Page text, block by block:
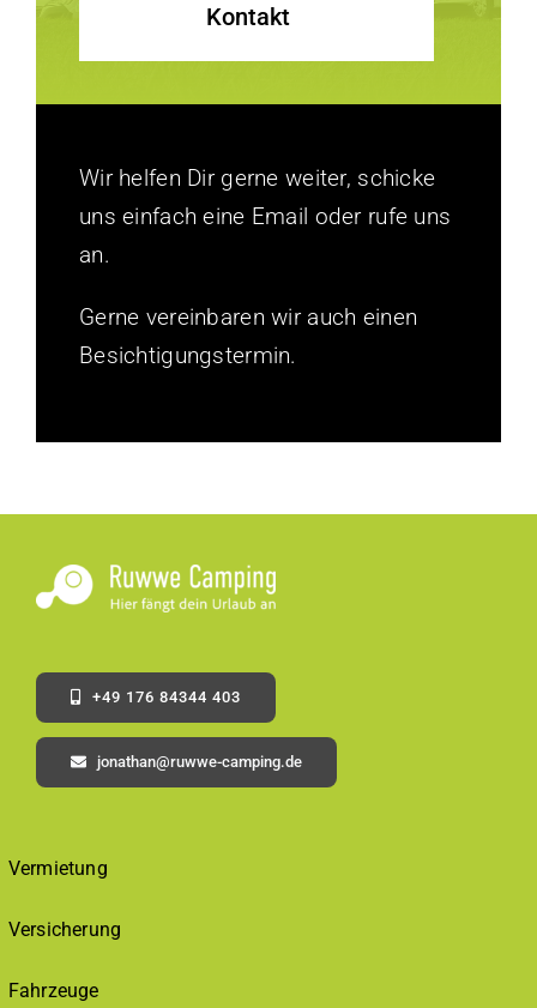
Kontakt
Wir helfen Dir gerne weiter, schicke
uns einfach eine Email oder rufe uns
an.
Gerne vereinbaren wir auch einen
Besichtigungstermin.
+49 176 84344 403
jonathan@ruwwe-camping.de
Vermietung
Versicherung
Fahrzeuge